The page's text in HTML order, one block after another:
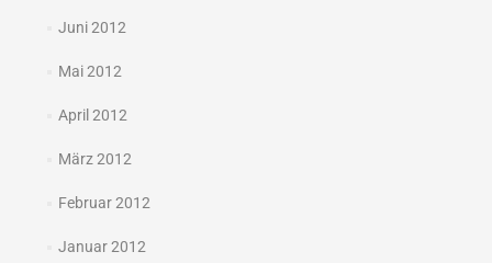
Juni 2012
Mai 2012
April 2012
März 2012
Februar 2012
Januar 2012